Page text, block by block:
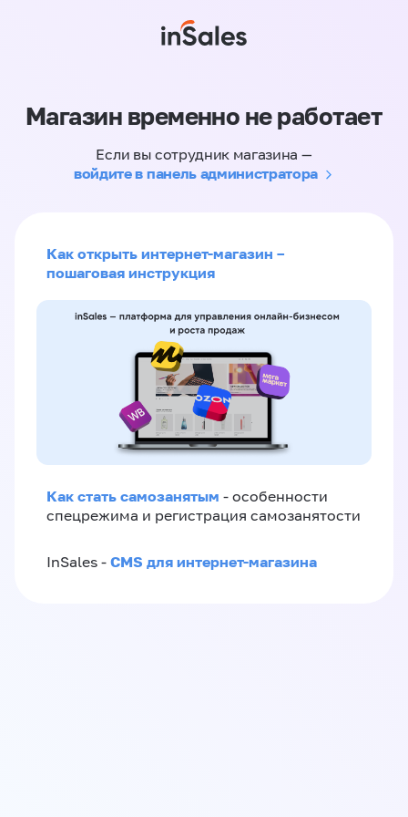
Магазин временно не работает
Если вы сотрудник магазина —
войдите в панель администратора
Как открыть интернет-магазин –
пошаговая инструкция
Как стать самозанятым - особенности
спецрежима и регистрация самозанятости
InSales - CMS для интернет-магазина